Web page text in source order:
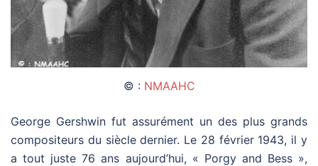
© : NMAAHC
George Gershwin fut assurément un des plus grands
compositeurs du siècle dernier. Le 28 février 1943, il y
a tout juste 76 ans aujourd’hui, « Porgy and Bess »,